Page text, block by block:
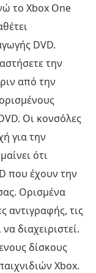
το Xbox One
DVD.
την
από την
Οι κονσόλες
για την
ότι
που έχουν την
Ορισμένα
αντιγραφής, τις
διαχειριστεί.
δίσκους
Xbox.